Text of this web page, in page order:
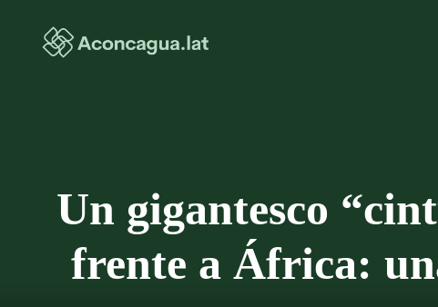
contenido
Un gigantesco
frente a África: